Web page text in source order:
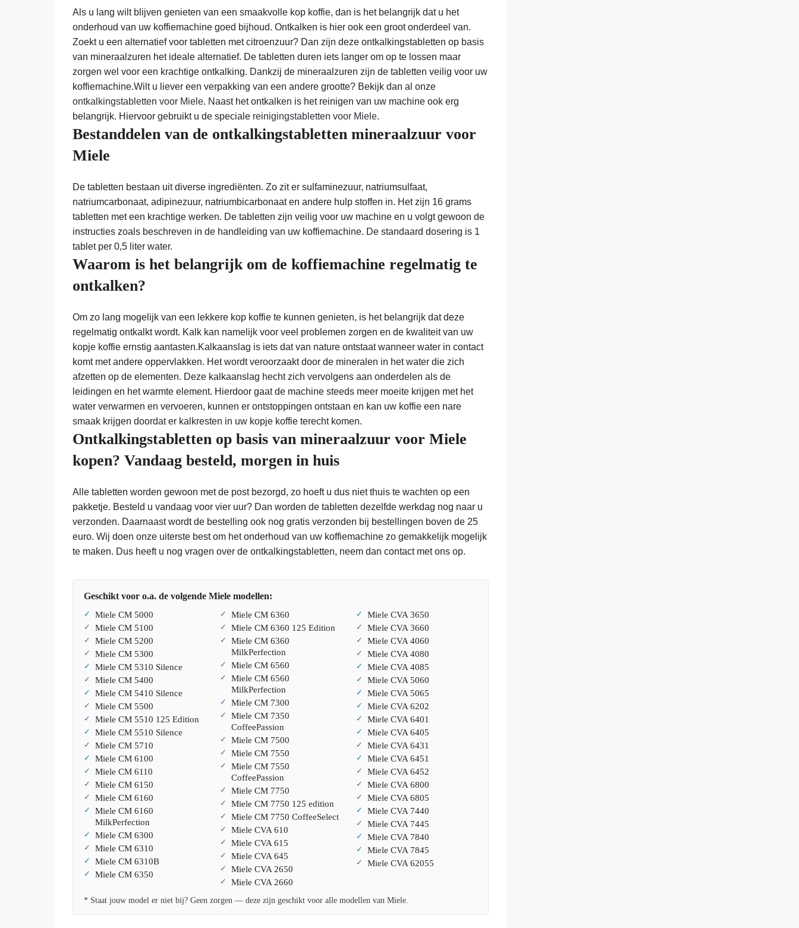
Als u lang wilt blijven genieten van een smaakvolle kop koffie, dan is het belangrijk dat u het
onderhoud van uw koffiemachine goed bijhoud. Ontkalken is hier ook een groot onderdeel van.
Zoekt u een alternatief voor tabletten met citroenzuur? Dan zijn deze ontkalkingstabletten op basis
van mineraalzuren het ideale alternatief. De tabletten duren iets langer om op te lossen maar
zorgen wel voor een krachtige ontkalking. Dankzij de mineraalzuren zijn de tabletten veilig voor uw
koffiemachine.Wilt u liever een verpakking van een andere grootte? Bekijk dan al onze
ontkalkingstabletten voor Miele. Naast het ontkalken is het reinigen van uw machine ook erg
belangrijk. Hiervoor gebruikt u de speciale reinigingstabletten voor Miele.
Bestanddelen van de ontkalkingstabletten mineraalzuur voor
Miele
De tabletten bestaan uit diverse ingrediënten. Zo zit er sulfaminezuur, natriumsulfaat,
natriumcarbonaat, adipinezuur, natriumbicarbonaat en andere hulp stoffen in. Het zijn 16 grams
tabletten met een krachtige werken. De tabletten zijn veilig voor uw machine en u volgt gewoon de
instructies zoals beschreven in de handleiding van uw koffiemachine. De standaard dosering is 1
tablet per 0,5 liter water.
Waarom is het belangrijk om de koffiemachine regelmatig te
ontkalken?
Om zo lang mogelijk van een lekkere kop koffie te kunnen genieten, is het belangrijk dat deze
regelmatig ontkalkt wordt. Kalk kan namelijk voor veel problemen zorgen en de kwaliteit van uw
kopje koffie ernstig aantasten.Kalkaanslag is iets dat van nature ontstaat wanneer water in contact
komt met andere oppervlakken. Het wordt veroorzaakt door de mineralen in het water die zich
afzetten op de elementen. Deze kalkaanslag hecht zich vervolgens aan onderdelen als de
leidingen en het warmte element. Hierdoor gaat de machine steeds meer moeite krijgen met het
water verwarmen en vervoeren, kunnen er ontstoppingen ontstaan en kan uw koffie een nare
smaak krijgen doordat er kalkresten in uw kopje koffie terecht komen.
Ontkalkingstabletten op basis van mineraalzuur voor Miele
kopen? Vandaag besteld, morgen in huis
Alle tabletten worden gewoon met de post bezorgd, zo hoeft u dus niet thuis te wachten op een
pakketje. Besteld u vandaag voor vier uur? Dan worden de tabletten dezelfde werkdag nog naar u
verzonden. Daarnaast wordt de bestelling ook nog gratis verzonden bij bestellingen boven de 25
euro. Wij doen onze uiterste best om het onderhoud van uw koffiemachine zo gemakkelijk mogelijk
te maken. Dus heeft u nog vragen over de ontkalkingstabletten, neem dan contact met ons op.
Geschikt voor o.a. de volgende Miele modellen:
Miele CM 5000
Miele CM 5100
Miele CM 5200
Miele CM 5300
Miele CM 5310 Silence
Miele CM 5400
Miele CM 5410 Silence
Miele CM 5500
Miele CM 5510 125 Edition
Miele CM 5510 Silence
Miele CM 5710
Miele CM 6100
Miele CM 6110
Miele CM 6150
Miele CM 6160
Miele CM 6160
MilkPerfection
Miele CM 6300
Miele CM 6310
Miele CM 6310B
Miele CM 6350
Miele CM 6360
Miele CM 6360 125 Edition
Miele CM 6360
MilkPerfection
Miele CM 6560
Miele CM 6560
MilkPerfection
Miele CM 7300
Miele CM 7350
CoffeePassion
Miele CM 7500
Miele CM 7550
Miele CM 7550
CoffeePassion
Miele CM 7750
Miele CM 7750 125 edition
Miele CM 7750 CoffeeSelect
Miele CVA 610
Miele CVA 615
Miele CVA 645
Miele CVA 2650
Miele CVA 2660
Miele CVA 3650
Miele CVA 3660
Miele CVA 4060
Miele CVA 4080
Miele CVA 4085
Miele CVA 5060
Miele CVA 5065
Miele CVA 6202
Miele CVA 6401
Miele CVA 6405
Miele CVA 6431
Miele CVA 6451
Miele CVA 6452
Miele CVA 6800
Miele CVA 6805
Miele CVA 7440
Miele CVA 7445
Miele CVA 7840
Miele CVA 7845
Miele CVA 62055
* Staat jouw model er niet bij? Geen zorgen — deze zijn geschikt voor alle modellen van Miele.